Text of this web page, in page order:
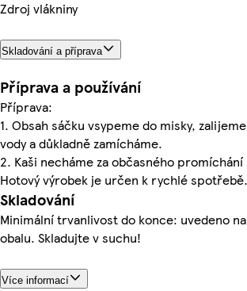
Zdroj vlákniny
Skladování a příprava
Příprava a používání
Příprava:
1. Obsah sáčku vsypeme do misky,
vody a důkladně zamícháme.
2. Kaši necháme za občasného
Hotový výrobek je určen k rychlé spotřebě.
Skladování
Minimální trvanlivost do konce: uvedeno
obalu. Skladujte v suchu!
Více informací